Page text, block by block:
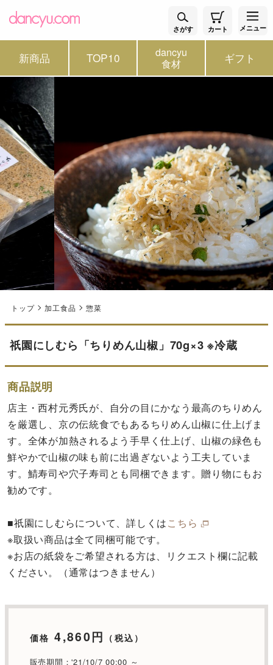
さがす カート メニュー
新商品 TOP10 dancyu
食材 ギフト
トップ 加工食品 惣菜
祇園にしむら「ちりめん山椒」70g×3 ※冷蔵
商品説明
店主・西村元秀氏が、自分の目にかなう最高のちりめん
を厳選し、京の伝統食でもあるちりめん山椒に仕上げま
す。全体が加熱されるよう手早く仕上げ、山椒の緑色も
鮮やかで山椒の味も前に出過ぎないよう工夫していま
す。鯖寿司や穴子寿司とも同梱できます。贈り物にもお
勧めです。
■祇園にしむらについて、詳しくはこちら
※取扱い商品は全て同梱可能です。
※お店の紙袋をご希望される方は、リクエスト欄に記載
ください。（通常はつきません）
価格 4,860円 （税込）
販売期間：'21/10/7 00:00 ～